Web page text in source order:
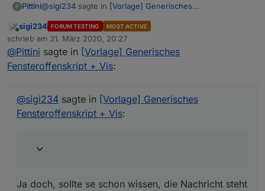
P Pittini@sigi234 sagte in [Vorlage] Generisches
aber diese weis ja noch nicht was geöffnet wurde.
Ja doch, sollte se schon wissen, die Nachricht steht ja in
gehen und ich denke das hätte schon mal wer gemeldet.
Das wird ja in
geloggt, steht im Log ne Nachricht?
Online
sigi234 FORUM TESTING MOST ACTIVE
schrieb am 31. März 2020, 20:27
zuletzt editiert von
@Pittini sagte in [Vorlage] Generisches
Fensteroffenskript + Vis:
@sigi234 sagte in [Vorlage] Generisches
Fensteroffenskript + Vis:
Ja doch, sollte se schon wissen, die Nachricht steht